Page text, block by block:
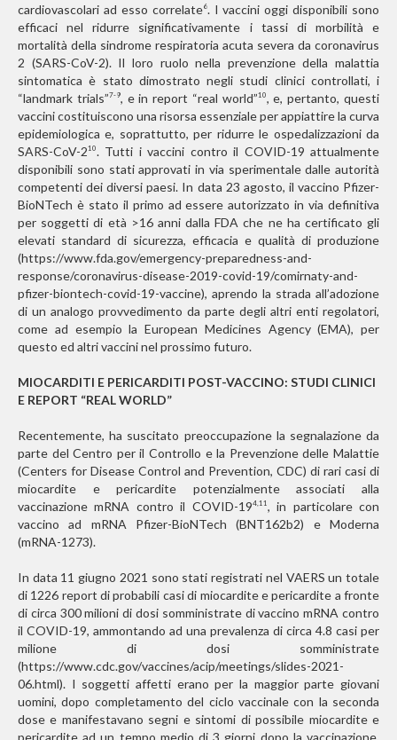
cardiovascolari ad esso correlate6. I vaccini oggi disponibili sono
efficaci nel ridurre significativamente i tassi di morbilità e
mortalità della sindrome respiratoria acuta severa da coronavirus
2 (SARS-CoV-2). Il loro ruolo nella prevenzione della malattia
sintomatica è stato dimostrato negli studi clinici controllati, i
“landmark trials”7-9, e in report “real world”10, e, pertanto, questi
vaccini costituiscono una risorsa essenziale per appiattire la curva
epidemiologica e, soprattutto, per ridurre le ospedalizzazioni da
SARS-CoV-210. Tutti i vaccini contro il COVID-19 attualmente
disponibili sono stati approvati in via sperimentale dalle autorità
competenti dei diversi paesi. In data 23 agosto, il vaccino Pfizer-
BioNTech è stato il primo ad essere autorizzato in via definitiva
per soggetti di età >16 anni dalla FDA che ne ha certificato gli
elevati standard di sicurezza, efficacia e qualità di produzione
(https://www.fda.gov/emergency-preparedness-and-
response/coronavirus-disease-2019-covid-19/comirnaty-and-
pfizer-biontech-covid-19-vaccine), aprendo la strada all’adozione
di un analogo provvedimento da parte degli altri enti regolatori,
come ad esempio la European Medicines Agency (EMA), per
questo ed altri vaccini nel prossimo futuro.
MIOCARDITI E PERICARDITI POST-VACCINO: STUDI CLINICI
E REPORT “REAL WORLD”
Recentemente, ha suscitato preoccupazione la segnalazione da
parte del Centro per il Controllo e la Prevenzione delle Malattie
(Centers for Disease Control and Prevention, CDC) di rari casi di
miocardite e pericardite potenzialmente associati alla
vaccinazione mRNA contro il COVID-194,11, in particolare con
vaccino ad mRNA Pfizer-BioNTech (BNT162b2) e Moderna
(mRNA-1273).
In data 11 giugno 2021 sono stati registrati nel VAERS un totale
di 1226 report di probabili casi di miocardite e pericardite a fronte
di circa 300 milioni di dosi somministrate di vaccino mRNA contro
il COVID-19, ammontando ad una prevalenza di circa 4.8 casi per
milione di dosi somministrate
(https://www.cdc.gov/vaccines/acip/meetings/slides-2021-
06.html). I soggetti affetti erano per la maggior parte giovani
uomini, dopo completamento del ciclo vaccinale con la seconda
dose e manifestavano segni e sintomi di possibile miocardite e
pericardite ad un tempo medio di 3 giorni dopo la vaccinazione.